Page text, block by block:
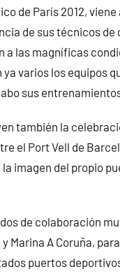
de París 2012,
de sus técnicos de
a las magníficas
varios los equipos
sus
también la
el Port Vell de
imagen del propio
de colaboración
Marina A Coruña,
puertos